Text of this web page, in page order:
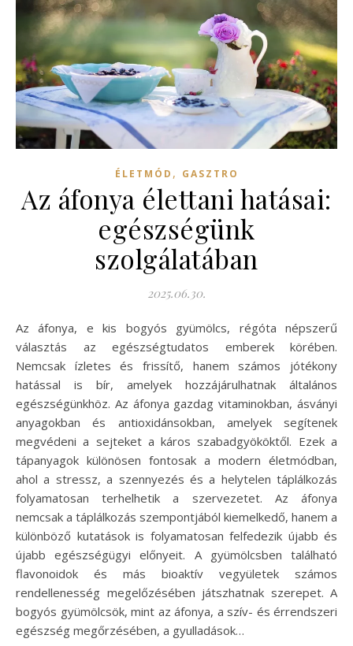
ÉLETMÓD , GASZTRO
Az áfonya élettani hatásai:
egészségünk
szolgálatában
2025.06.30.
Az áfonya, e kis bogyós gyümölcs, régóta népszerű
választás az egészségtudatos emberek körében.
Nemcsak ízletes és frissítő, hanem számos jótékony
hatással is bír, amelyek hozzájárulhatnak általános
egészségünkhöz. Az áfonya gazdag vitaminokban, ásványi
anyagokban és antioxidánsokban, amelyek segítenek
megvédeni a sejteket a káros szabadgyököktől. Ezek a
tápanyagok különösen fontosak a modern életmódban,
ahol a stressz, a szennyezés és a helytelen táplálkozás
folyamatosan terhelhetik a szervezetet. Az áfonya
nemcsak a táplálkozás szempontjából kiemelkedő, hanem a
különböző kutatások is folyamatosan felfedezik újabb és
újabb egészségügyi előnyeit. A gyümölcsben található
flavonoidok és más bioaktív vegyületek számos
rendellenesség megelőzésében játszhatnak szerepet. A
bogyós gyümölcsök, mint az áfonya, a szív- és érrendszeri
egészség megőrzésében, a gyulladások…